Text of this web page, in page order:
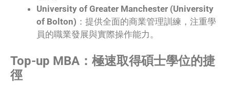
University of Greater Manchester (University
of Bolton) ：提供全面的商業管理訓練，注重學
員的職業發展與實際操作能力。
Top-up MBA：極速取得碩士學位的捷
徑